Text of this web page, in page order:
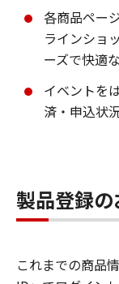
各商品ペー
ラインショ
ーズで快適
イベントを
済・申込状
製品登録
これまでの商品